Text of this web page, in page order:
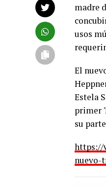
madre
usos
El
Estela
primer
su
https://
nuevo-